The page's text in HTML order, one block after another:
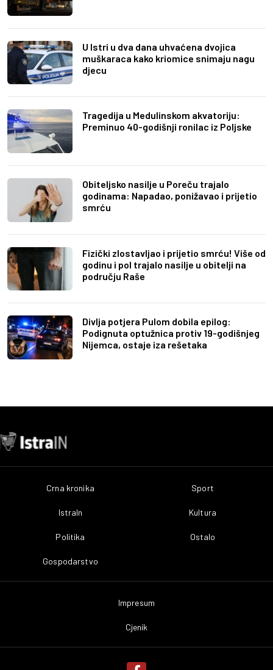
U Istri u dva dana uhvaćena dvojica
muškaraca kako kriomice snimaju nagu
djecu
Tragedija u Medulinskom akvatoriju:
Preminuo 40-godišnji ronilac iz Poljske
Obiteljsko nasilje u Poreču trajalo
godinama: Napadao, ponižavao i prijetio
smrću
Fizički zlostavljao i prijetio smrću! Više od
godinu i pol trajalo nasilje u obitelji na
području Raše
Divlja potjera Pulom dobila epilog:
Podignuta optužnica protiv 19-godišnjeg
Nijemca, ostaje iza rešetaka
Crna kronika
IstraIn
Politika
Gospodarstvo
Sport
Kultura
Ostalo
Impresum
Cjenik